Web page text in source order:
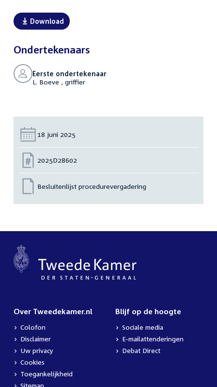
Download
Ondertekenaars
Eerste ondertekenaar
L. Boeve , griffier
Datum:
18 juni 2025
Nummer:
2025D28602
Besluitenlijst procedurevergadering
Over Tweedekamer.nl
Colofon
Disclaimer
Uw privacy
Cookies
Toegankelijkheid
Blijf op de hoogte
Sociale media
E-mailattenderingen
Debat Direct